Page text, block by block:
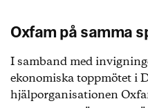
Oxfam på samma
I samband med
ekonomiska toppmötet i
hjälporganisationen